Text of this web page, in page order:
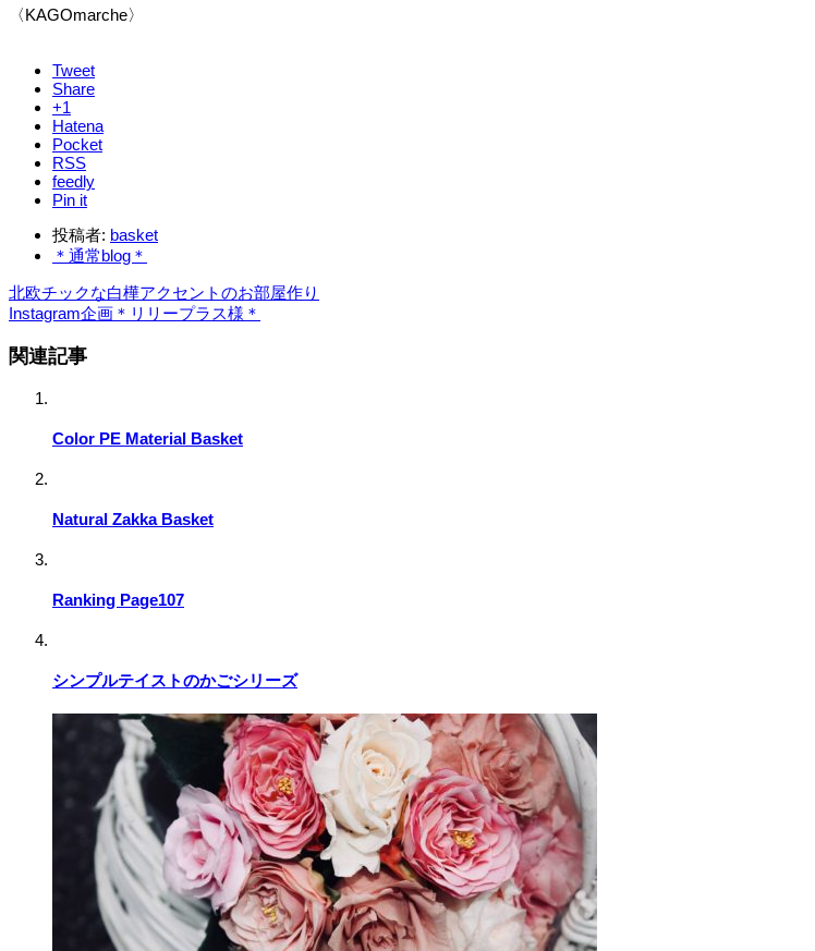
〈KAGOmarche〉
Tweet
Share
+1
Hatena
Pocket
RSS
feedly
Pin it
投稿者: basket
＊通常blog＊
北欧チックな白樺アクセントのお部屋作り
Instagram企画＊リリープラス様＊
関連記事
Color PE Material Basket
Natural Zakka Basket
Ranking Page107
シンプルテイストのかごシリーズ